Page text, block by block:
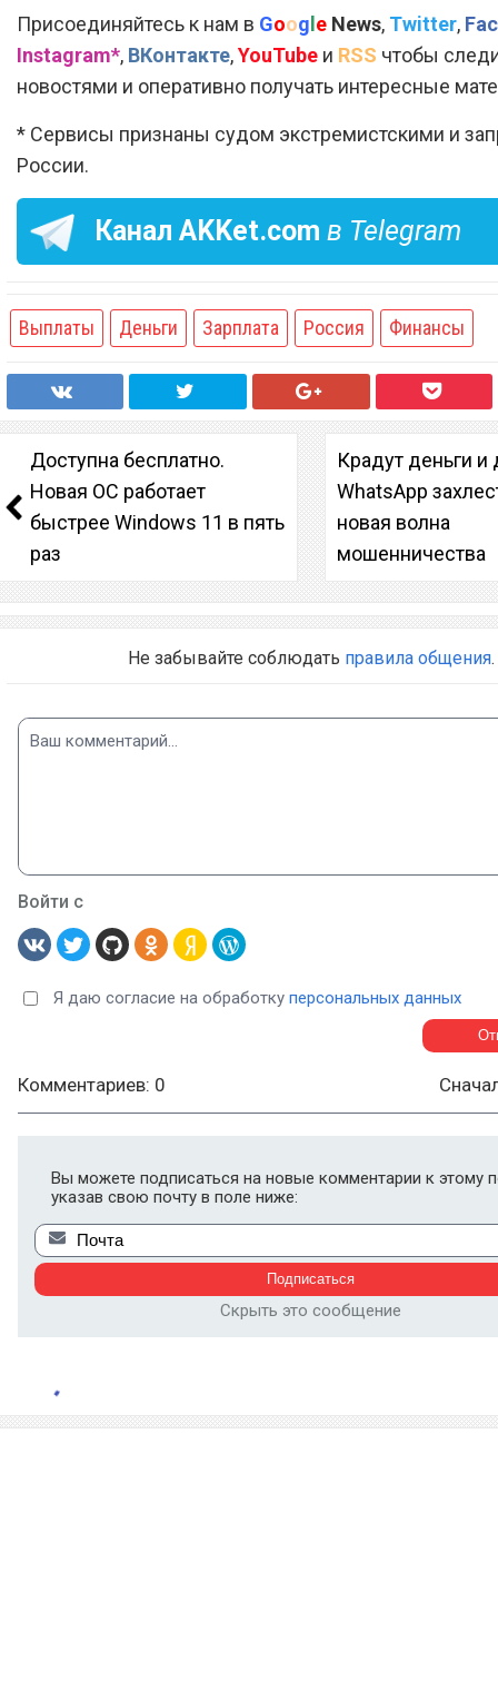
Присоединяйтесь к нам в Google News, Twitter,
Instagram*, ВКонтакте,YouTube и RSS чтобы
новостями и оперативно получать интересные
* Сервисы признаны судом экстремистскими и
России.
Канал AKKet.com в Telegram
Выплаты Деньги Зарплата Россия Финансы
Доступна бесплатно.
Новая ОС работает
быстрее Windows 11 в пять
раз
Крадут деньги
WhatsApp
новая волна
мошенничества
Не забывайте соблюдать правила общения.
Войти с
Я даю согласие на обработку персональных данных
Комментариев: 0
Вы можете подписаться на новые комментарии к этому
указав свою почту в поле ниже:
Скрыть это сообщение